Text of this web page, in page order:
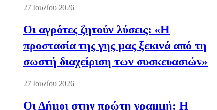
27 Ιουλίου 2026
Οι αγρότες ζητούν λύσεις: «Η
προστασία της γης μας ξεκινά από τη
σωστή διαχείριση των συσκευασιών»
27 Ιουλίου 2026
Οι Δήμοι στην πρώτη γραμμή: Η